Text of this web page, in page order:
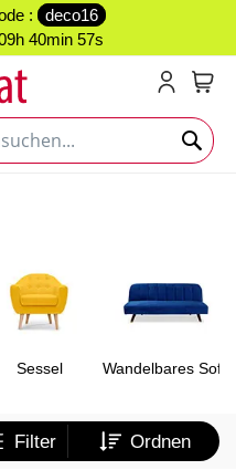
:
deco16
40min 56s
Sessel Wandelbares Sofa
Filter Ordnen